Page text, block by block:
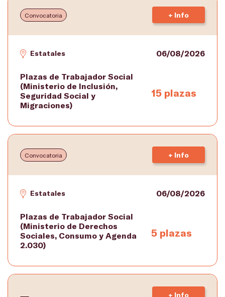
Convocatoria + Info
Estatales 06/08/2026
Plazas de Trabajador Social
(Ministerio de Inclusión,
Seguridad Social y
Migraciones)
15 plazas
Convocatoria + Info
Estatales 06/08/2026
Plazas de Trabajador Social
(Ministerio de Derechos
Sociales, Consumo y Agenda
2.030)
5 plazas
+ Info